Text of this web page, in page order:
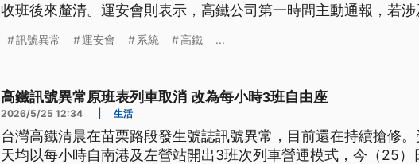
收班後來釐清。運安會則表示，高鐵公司第一時間主動通報，若涉
訊號異常 運安會 系統 高鐵 ...
高鐵訊號異常原班表列車取消 改為每小時3班自由座
2026/5/25 12:34 生活
台灣高鐵清晨在苗栗路段發生號誌訊號異常，目前還在持續搶修
天均以每小時自南港及左營站開出3班次列車營運模式，今（25）